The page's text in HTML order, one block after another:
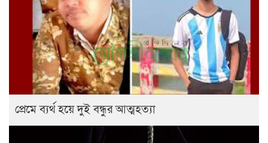
প্রেমে ব্যর্থ হয়ে দুই বন্ধুর আত্মহত্যা